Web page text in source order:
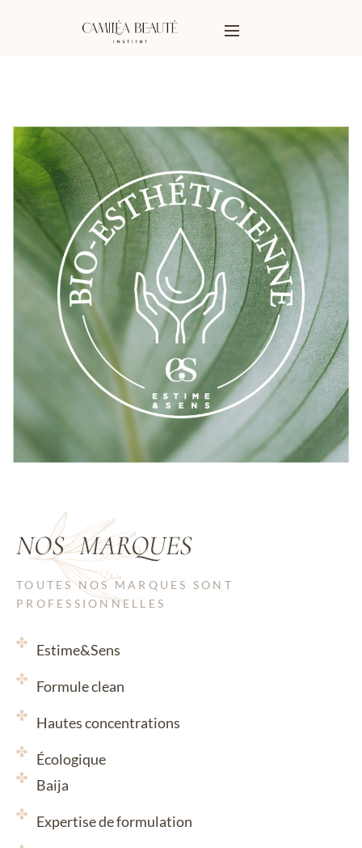
NOS MARQUES
TOUTES NOS MARQUES SONT
PROFESSIONNELLES
Estime&Sens
Formule clean
Hautes concentrations
Écologique
Baija
Expertise de formulation